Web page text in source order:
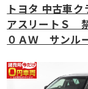
トヨタ 中古車
アスリートＳ
０ＡＷ サンル